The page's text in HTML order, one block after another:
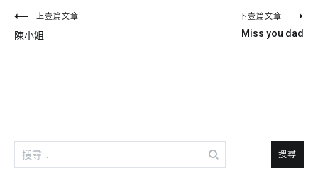
文
章
上壹篇文章
陳小姐
下壹篇文章
Miss you dad
搜
尋